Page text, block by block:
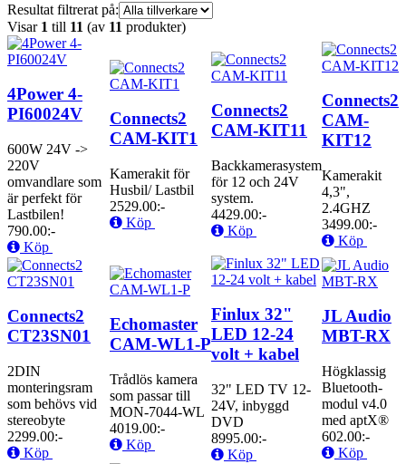
Resultat filtrerat på:
Visar 1 till 11 (av 11 produkter)
4Power 4-
PI60024V
600W 24V ->
220V
omvandlare som
är perfekt för
Lastbilen!
790.00:-
Köp
Connects2
CAM-KIT1
Kamerakit för
Husbil/ Lastbil
2529.00:-
Köp
Connects2
CAM-KIT11
Backkamerasystem
för 12 och 24V
system.
4429.00:-
Köp
Connects2
CAM-
KIT12
Kamerakit
4,3",
2.4GHZ
3499.00:-
Köp
Connects2
CT23SN01
2DIN
monteringsram
som behövs vid
stereobyte
2299.00:-
Köp
Echomaster
CAM-WL1-P
Trådlös kamera
som passar till
MON-7044-WL
4019.00:-
Köp
Finlux 32"
LED 12-24
volt + kabel
32" LED TV 12-
24V, inbyggd
DVD
8995.00:-
Köp
JL Audio
MBT-RX
Högklassig
Bluetooth-
modul v4.0
med aptX®
602.00:-
Köp